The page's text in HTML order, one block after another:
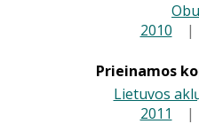
2010 |
Prieinamos
Lietuvos
2011 |